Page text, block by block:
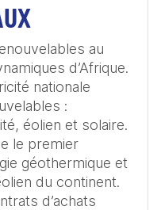
au
d’Afrique.
nationale
:
éolien et solaire.
le premier
géothermique et
du continent.
d’achats